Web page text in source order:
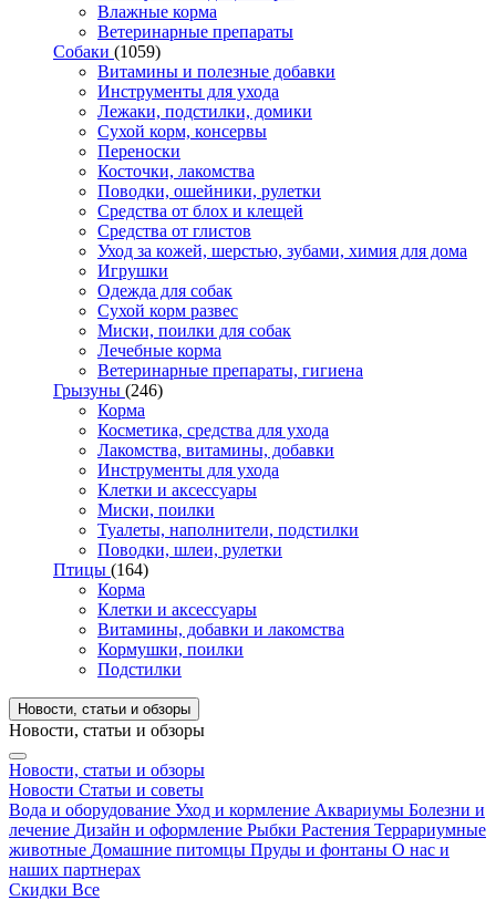
Влажные корма
Ветеринарные препараты
Собаки (1059)
Витамины и полезные добавки
Инструменты для ухода
Лежаки, подстилки, домики
Сухой корм, консервы
Переноски
Косточки, лакомства
Поводки, ошейники, рулетки
Средства от блох и клещей
Средства от глистов
Уход за кожей, шерстью, зубами, химия для дома
Игрушки
Одежда для собак
Сухой корм развес
Миски, поилки для собак
Лечебные корма
Ветеринарные препараты, гигиена
Грызуны (246)
Корма
Косметика, средства для ухода
Лакомства, витамины, добавки
Инструменты для ухода
Клетки и аксессуары
Миски, поилки
Туалеты, наполнители, подстилки
Поводки, шлеи, рулетки
Птицы (164)
Корма
Клетки и аксессуары
Витамины, добавки и лакомства
Кормушки, поилки
Подстилки
Новости, статьи и обзоры
Новости, статьи и обзоры
Новости, статьи и обзоры
Новости Статьи и советы
Вода и оборудование Уход и кормление Аквариумы Болезни и
лечение Дизайн и оформление Рыбки Растения Террариумные
животные Домашние питомцы Пруды и фонтаны О нас и
наших партнерах
Скидки Все